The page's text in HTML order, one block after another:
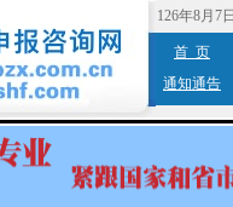
126年8月7
首 页
通知通告